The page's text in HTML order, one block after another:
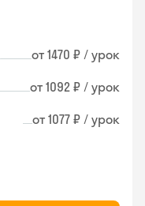
от 1470 ₽ / урок
от 1092 ₽ / урок
от 1077 ₽ / урок